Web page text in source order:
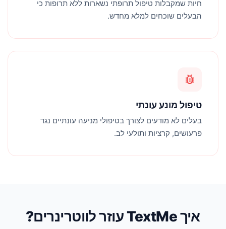
חיות שמקבלות טיפול תרופתי נשארות ללא תרופות כי
הבעלים שוכחים למלא מחדש.
bug_report
טיפול מונע עונתי
בעלים לא מודעים לצורך בטיפולי מניעה עונתיים נגד
פרעושים, קרציות ותולעי לב.
איך TextMe עוזר לווטרינרים?